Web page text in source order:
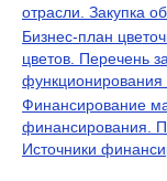
отрасли. Закупка
Бизнес-план
цветов. Перечень
Финансирование
финансирования.
Источники